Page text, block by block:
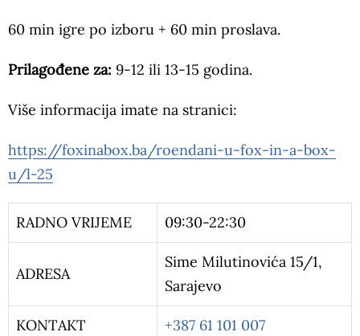
60 min igre po izboru + 60 min proslava.
Prilagođene za: 9-12 ili 13-15 godina.
Više informacija imate na stranici:
https://foxinabox.ba/roendani-u-fox-in-a-box-
u/l-25
RADNO VRIJEME 09:30-22:30
ADRESA
Sime Milutinovića 15/1,
Sarajevo
KONTAKT +387 61 101 007